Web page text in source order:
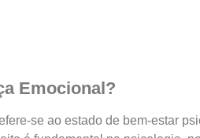
Emocional?
se ao estado de bem-estar